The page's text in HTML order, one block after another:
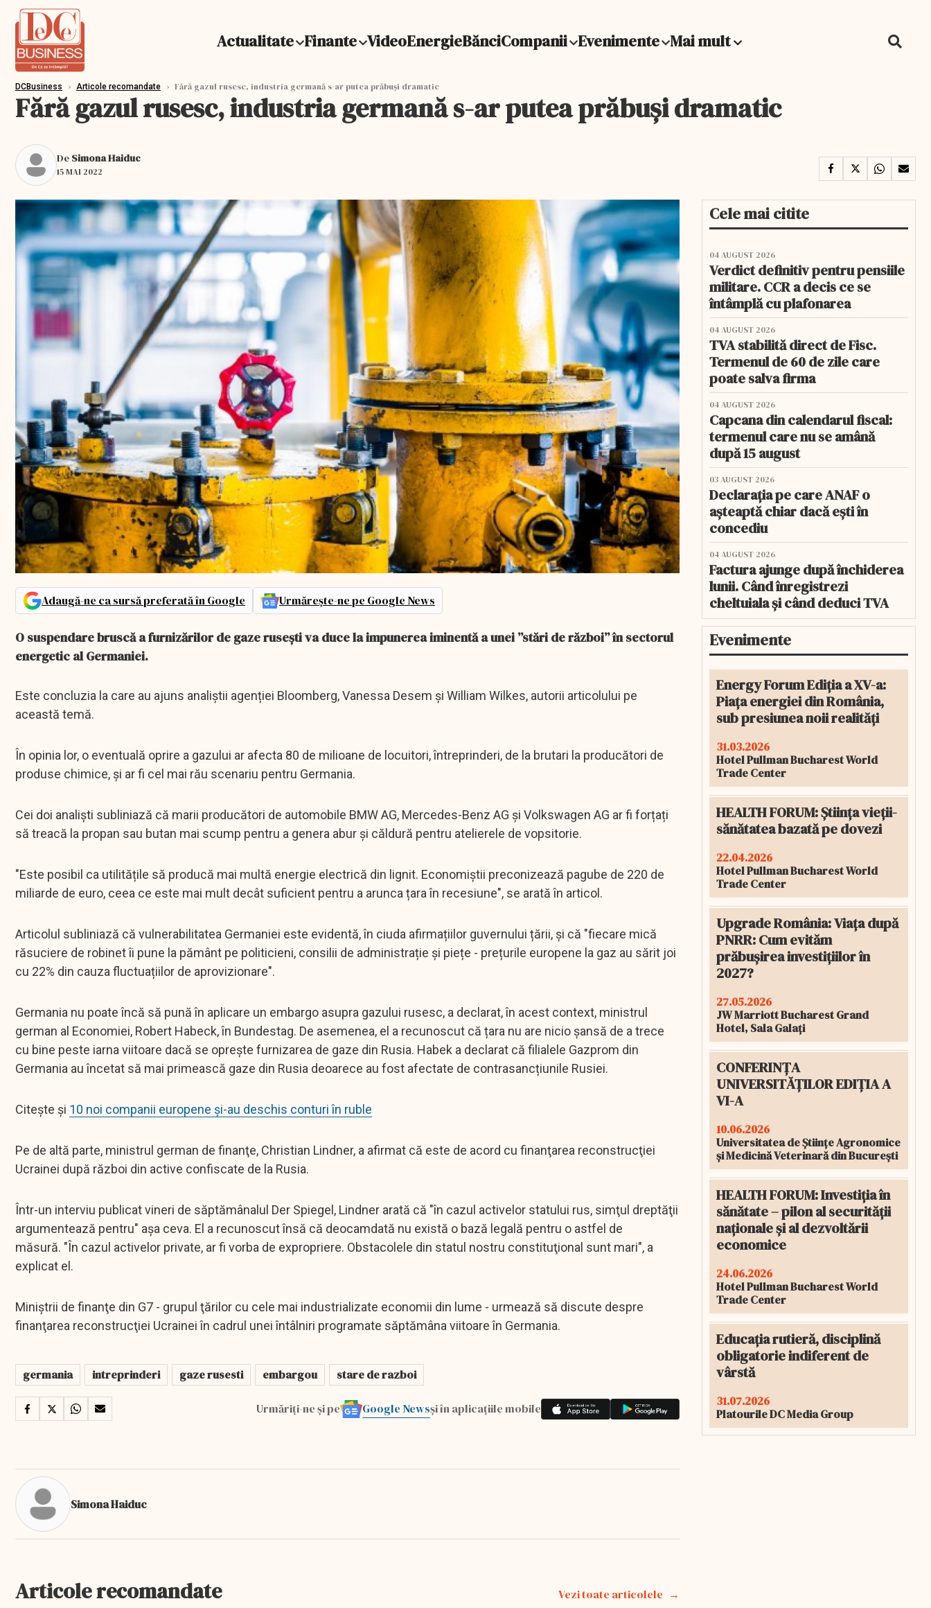
Actualitate Finante VideoEnergieBănciCompanii Evenimente Mai mult
DCBusiness › Articole recomandate › Fără gazul rusesc, industria germană s-ar putea prăbuși dramatic
Fără gazul rusesc, industria germană s-ar putea prăbuși dramatic
De Simona Haiduc
15 MAI 2022
Adaugă-ne ca sursă preferată în Google Urmărește-ne pe Google News
O suspendare bruscă a furnizărilor de gaze rusești va duce la impunerea iminentă a unei ”stări de război” în sectorul
energetic al Germaniei.
Este concluzia la care au ajuns analiștii agenției Bloomberg, Vanessa Desem și William Wilkes, autorii articolului pe
această temă.
În opinia lor, o eventuală oprire a gazului ar afecta 80 de milioane de locuitori, întreprinderi, de la brutari la producători de
produse chimice, și ar fi cel mai rău scenariu pentru Germania.
Cei doi analiști subliniază că marii producători de automobile BMW AG, Mercedes-Benz AG și Volkswagen AG ar fi forțați
să treacă la propan sau butan mai scump pentru a genera abur și căldură pentru atelierele de vopsitorie.
"Este posibil ca utilitățile să producă mai multă energie electrică din lignit. Economiștii preconizează pagube de 220 de
miliarde de euro, ceea ce este mai mult decât suficient pentru a arunca țara în recesiune", se arată în articol.
Articolul subliniază că vulnerabilitatea Germaniei este evidentă, în ciuda afirmațiilor guvernului țării, și că "fiecare mică
răsuciere de robinet îi pune la pământ pe politicieni, consilii de administrație și piețe - prețurile europene la gaz au sărit joi
cu 22% din cauza fluctuațiilor de aprovizionare".
Germania nu poate încă să pună în aplicare un embargo asupra gazului rusesc, a declarat, în acest context, ministrul
german al Economiei, Robert Habeck, în Bundestag. De asemenea, el a recunoscut că țara nu are nicio șansă de a trece
cu bine peste iarna viitoare dacă se oprește furnizarea de gaze din Rusia. Habek a declarat că filialele Gazprom din
Germania au încetat să mai primească gaze din Rusia deoarece au fost afectate de contrasancțiunile Rusiei.
Citește și 10 noi companii europene și-au deschis conturi în ruble
Pe de altă parte, ministrul german de finanţe, Christian Lindner, a afirmat că este de acord cu finanţarea reconstrucţiei
Ucrainei după război din active confiscate de la Rusia.
Într-un interviu publicat vineri de săptămânalul Der Spiegel, Lindner arată că "în cazul activelor statului rus, simţul dreptăţii
argumentează pentru" aşa ceva. El a recunoscut însă că deocamdată nu există o bază legală pentru o astfel de
măsură. "În cazul activelor private, ar fi vorba de expropriere. Obstacolele din statul nostru constituţional sunt mari", a
explicat el.
Miniştrii de finanţe din G7 - grupul ţărilor cu cele mai industrializate economii din lume - urmează să discute despre
finanţarea reconstrucţiei Ucrainei în cadrul unei întâlniri programate săptămâna viitoare în Germania.
germania intreprinderi gaze rusesti embargou stare de razboi
Urmăriți-ne și pe Google Newsși în aplicațiile mobile
Simona Haiduc
Articole recomandate Vezi toate articolele
Cele mai citite
04 AUGUST 2026
Verdict definitiv pentru pensiile
militare. CCR a decis ce se
întâmplă cu plafonarea
04 AUGUST 2026
TVA stabilită direct de Fisc.
Termenul de 60 de zile care
poate salva firma
04 AUGUST 2026
Capcana din calendarul fiscal:
termenul care nu se amână
după 15 august
03 AUGUST 2026
Declarația pe care ANAF o
așteaptă chiar dacă ești în
concediu
04 AUGUST 2026
Factura ajunge după închiderea
lunii. Când înregistrezi
cheltuiala și când deduci TVA
Evenimente
Energy Forum Ediția a XV-a:
Piața energiei din România,
sub presiunea noii realități
31.03.2026
Hotel Pullman Bucharest World
Trade Center
HEALTH FORUM: Știința vieții-
sănătatea bazată pe dovezi
22.04.2026
Hotel Pullman Bucharest World
Trade Center
Upgrade România: Viața după
PNRR: Cum evităm
prăbușirea investițiilor în
2027?
27.05.2026
JW Marriott Bucharest Grand
Hotel, Sala Galați
CONFERINȚA
UNIVERSITĂȚILOR EDIȚIA A
VI-A
10.06.2026
Universitatea de Științe Agronomice
și Medicină Veterinară din București
HEALTH FORUM: Investiția în
sănătate – pilon al securității
naționale și al dezvoltării
economice
24.06.2026
Hotel Pullman Bucharest World
Trade Center
Educația rutieră, disciplină
obligatorie indiferent de
vârstă
31.07.2026
Platourile DC Media Group